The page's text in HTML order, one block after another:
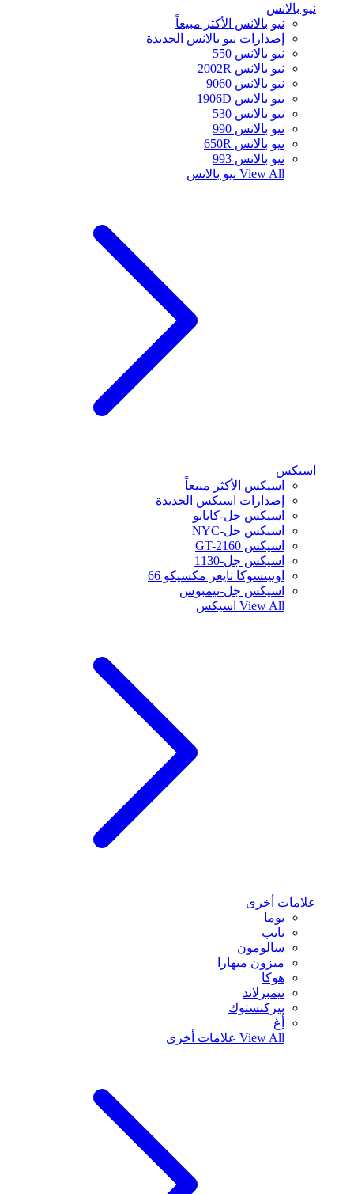
نيو بالانس
نيو بالانس الأكثر مبيعاً
إصدارات نيو بالانس الجديدة
نيو بالانس 550
نيو بالانس 2002R
نيو بالانس 9060
نيو بالانس 1906D
نيو بالانس 530
نيو بالانس 990
نيو بالانس 650R
نيو بالانس 993
View All نيو بالانس
اسيكس
اسيكس الأكثر مبيعاً
إصدارات اسيكس الجديدة
اسيكس جل-كايانو
اسيكس جل-NYC
اسيكس GT-2160
اسيكس جل-1130
اونيتسوكا تايغر مكسيكو 66
اسيكس جل-نيمبوس
View All اسيكس
علامات أخرى
بوما
بايب
سالومون
ميزون ميهارا
هوكا
تيمبرلاند
بيركنستوك
أغ
View All علامات أخرى